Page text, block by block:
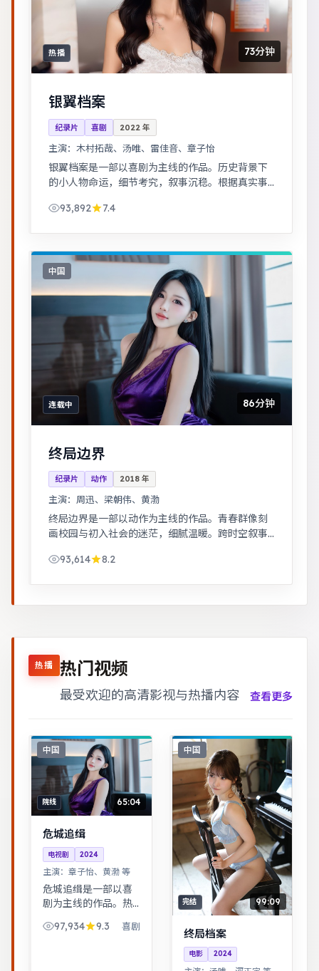
热播 73分钟
银翼档案
纪录片 喜剧 2022 年
主演： 木村拓哉、汤唯、雷佳音、章子怡
银翼档案是一部以喜剧为主线的作品。历史背景下
的小人物命运，细节考究，叙事沉稳。根据真实事
93,892
7.4
中国
连载中 86分钟
终局边界
纪录片 动作 2018 年
主演： 周迅、梁朝伟、黄渤
终局边界是一部以动作为主线的作品。青春群像刻
画校园与初入社会的迷茫，细腻温暖。跨时空叙事
93,614
8.2
热播 热门视频
最受欢迎的高清影视与热播内容 查看更多
中国
院线 65:04
危城追缉
电视剧 2024
主演： 章子怡、黄渤 等
危城追缉是一部以喜
剧为主线的作品。热
与信念贯穿始终，适
97,934 9.3 喜剧
中国
完结 99:09
终局档案
电影 2024